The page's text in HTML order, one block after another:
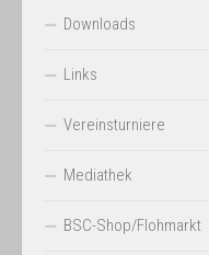
Downloads
Links
Vereinsturniere
Mediathek
BSC-Shop/Flohmarkt